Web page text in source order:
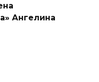
Ангелина